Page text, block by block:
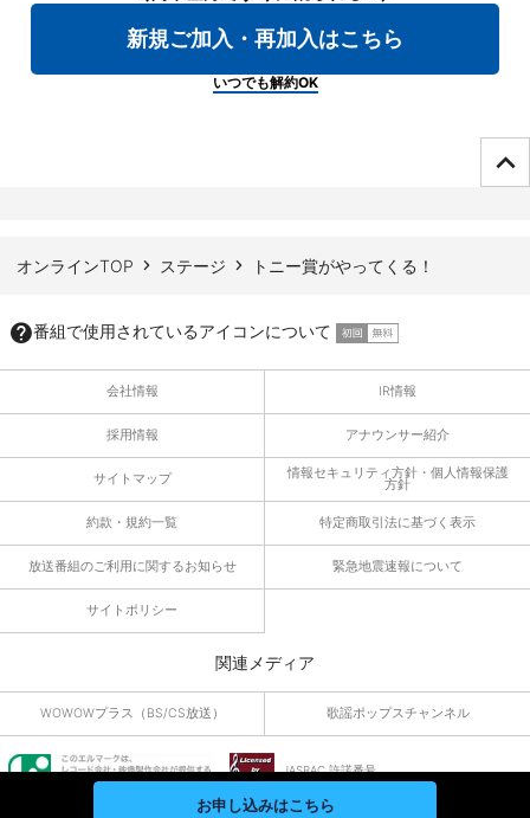
新規ご加入・再加入はこちら
いつでも解約OK
オンラインTOP ステージ トニー賞がやってくる！
番組で使用されているアイコンについて
会社情報 IR情報
採用情報 アナウンサー紹介
サイトマップ 情報セキュリティ方針・個人情報保護
方針
約款・規約一覧 特定商取引法に基づく表示
放送番組のご利用に関するお知らせ 緊急地震速報について
サイトポリシー
関連メディア
WOWOWプラス（BS/CS放送） 歌謡ポップスチャンネル
JASRAC 許諾番号
9010055019Y45040
お申し込みはこちら